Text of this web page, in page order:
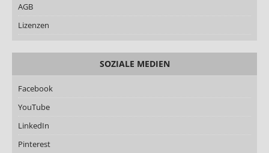
AGB
Lizenzen
SOZIALE MEDIEN
Facebook
YouTube
LinkedIn
Pinterest